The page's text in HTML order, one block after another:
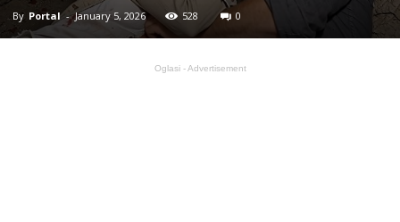
By Portal - January 5, 2026 528 0
Oglasi - Advertisement